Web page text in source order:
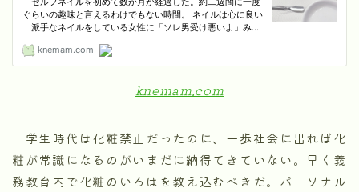
knemam.com
学生時代は化粧禁止だったのに、一歩社会に出れば化
粧が常識になるのがいまだに納得てきていない。早く義
務教育内で化粧のいろはを教え込むべきだ。パーソナル